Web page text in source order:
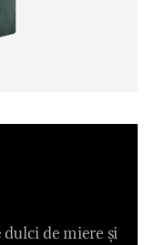
de miere și